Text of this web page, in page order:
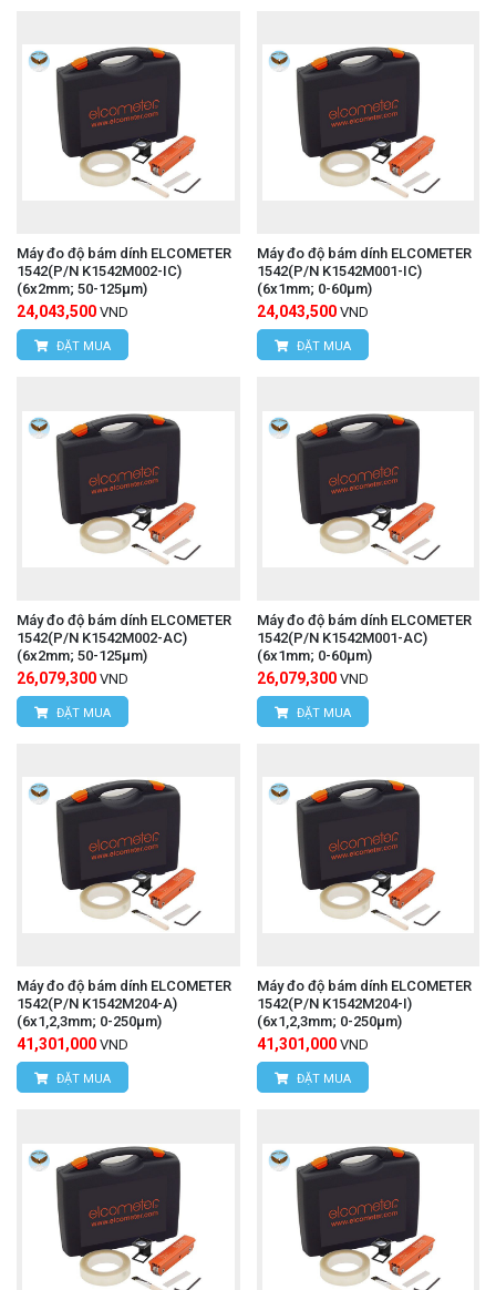
Máy đo độ bám dính ELCOMETER
1542(P/N K1542M002-IC)
(6x2mm; 50-125μm)
24,043,500 VND
ĐẶT MUA
Máy đo độ bám dính ELCOMETER
1542(P/N K1542M001-IC)
(6x1mm; 0-60μm)
24,043,500 VND
ĐẶT MUA
Máy đo độ bám dính ELCOMETER
1542(P/N K1542M002-AC)
(6x2mm; 50-125μm)
26,079,300 VND
ĐẶT MUA
Máy đo độ bám dính ELCOMETER
1542(P/N K1542M001-AC)
(6x1mm; 0-60μm)
26,079,300 VND
ĐẶT MUA
Máy đo độ bám dính ELCOMETER
1542(P/N K1542M204-A)
(6x1,2,3mm; 0-250μm)
41,301,000 VND
ĐẶT MUA
Máy đo độ bám dính ELCOMETER
1542(P/N K1542M204-I)
(6x1,2,3mm; 0-250μm)
41,301,000 VND
ĐẶT MUA